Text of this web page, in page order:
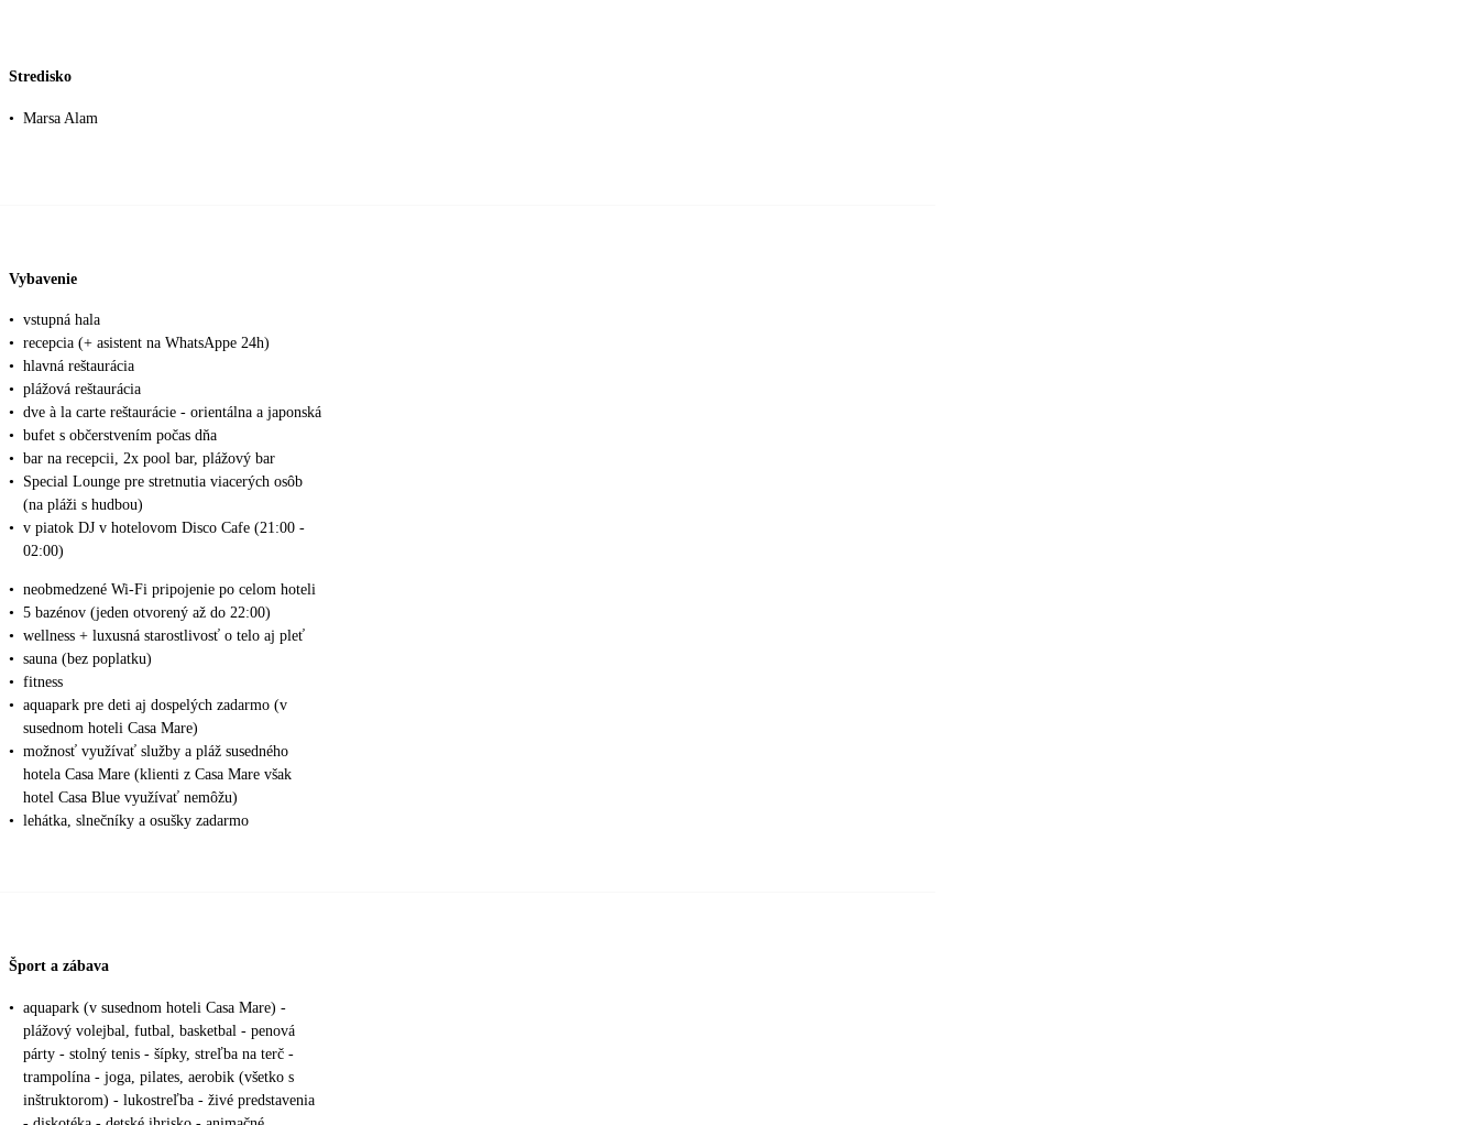
Stredisko
• Marsa Alam
Vybavenie
• vstupná hala
• recepcia (+ asistent na WhatsAppe 24h)
• hlavná reštaurácia
• plážová reštaurácia
• dve à la carte reštaurácie - orientálna a japonská
• bufet s občerstvením počas dňa
• bar na recepcii, 2x pool bar, plážový bar
•
Special Lounge pre stretnutia viacerých osôb
(na pláži s hudbou)
• v piatok DJ v hotelovom Disco Cafe (21:00 -
02:00)
• neobmedzené Wi-Fi pripojenie po celom hoteli
• 5 bazénov (jeden otvorený až do 22:00)
• wellness + luxusná starostlivosť o telo aj pleť
• sauna (bez poplatku)
• fitness
• aquapark pre deti aj dospelých zadarmo (v
susednom hoteli Casa Mare)
• možnosť využívať služby a pláž susedného
hotela Casa Mare (klienti z Casa Mare však
hotel Casa Blue využívať nemôžu)
• lehátka, slnečníky a osušky zadarmo
Šport a zábava
• aquapark (v susednom hoteli Casa Mare) -
plážový volejbal, futbal, basketbal - penová
párty - stolný tenis - šípky, streľba na terč -
trampolína - joga, pilates, aerobik (všetko s
inštruktorom) - lukostreľba - živé predstavenia